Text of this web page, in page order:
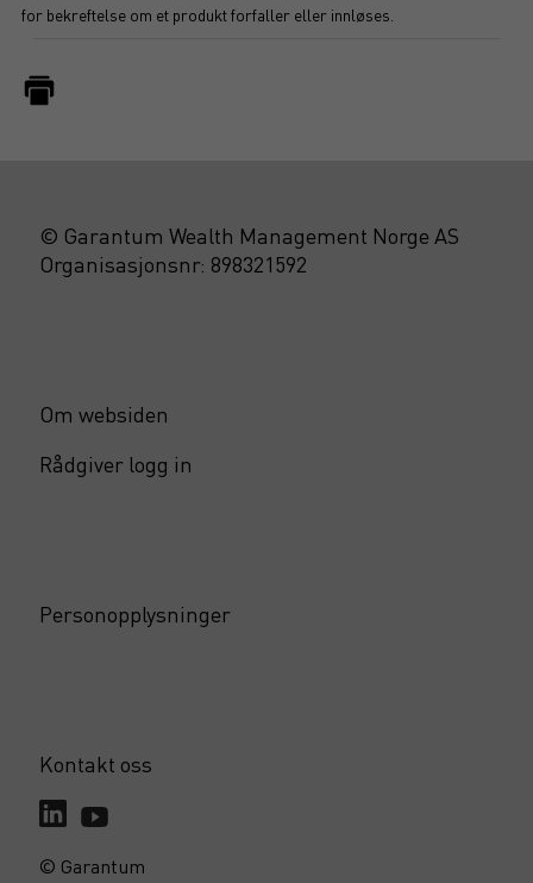
for bekreftelse om et produkt forfaller eller innløses.
© Garantum Wealth Management Norge AS
Organisasjonsnr: 898321592
Om websiden
Rådgiver logg in
Personopplysninger
Kontakt oss
© Garantum